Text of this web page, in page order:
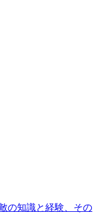
の知識と経験、その